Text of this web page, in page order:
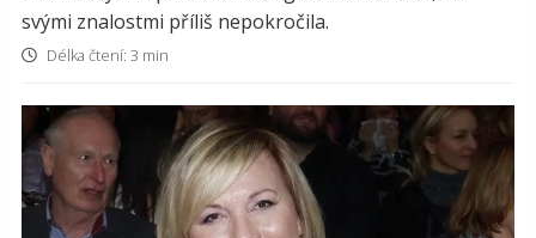
svými znalostmi příliš nepokročila.
Délka čtení: 3 min